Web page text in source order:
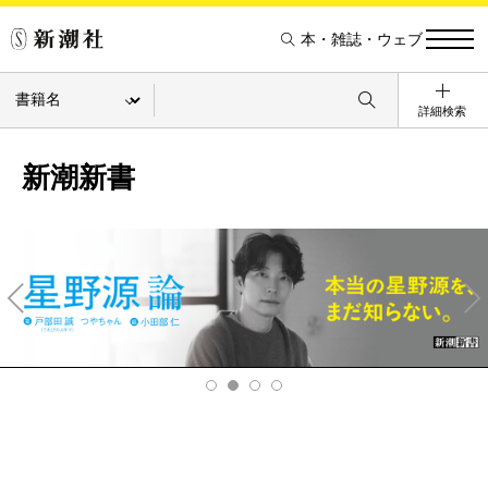
本・雑誌・ウェブ
詳細検索
新潮新書
v
Ne
xt